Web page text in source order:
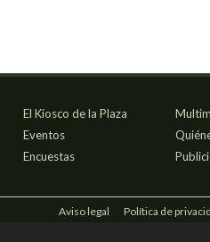
El Kiosco de la Plaza
Eventos
Encuestas
Aviso legal Política de